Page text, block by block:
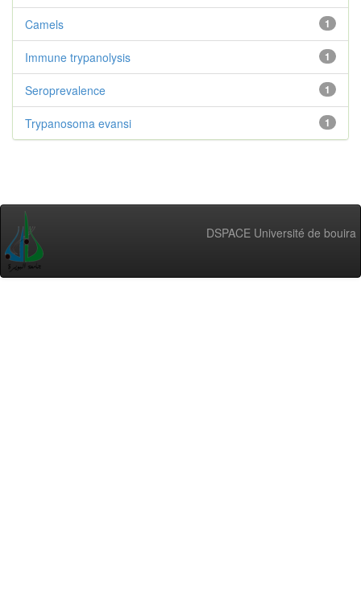
1
Camels
1
Immune trypanolysis
1
Seroprevalence
1
Trypanosoma evansi
DSPACE Université de bouira